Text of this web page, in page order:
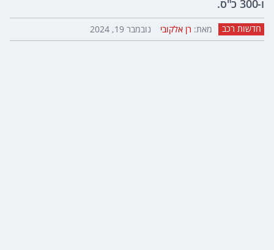
ו-300 כ"ס.
חדשות רכב מאת: רן אלקובי נובמבר 19, 2024